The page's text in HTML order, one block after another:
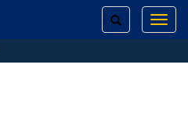
TOGGLE
SEARCH